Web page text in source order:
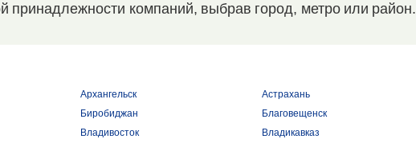
принадлежности компаний, выбрав город, метро или район.
Архангельск
Астрахань
Биробиджан
Благовещенск
Владивосток
Владикавказ